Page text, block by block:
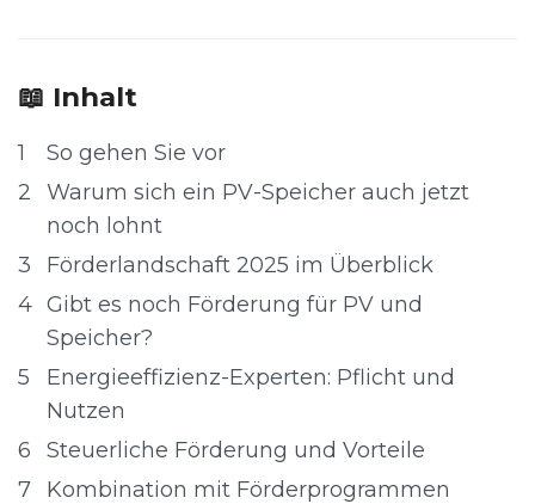
📖 Inhalt
1
So gehen Sie vor
2
Warum sich ein PV-Speicher auch jetzt
noch lohnt
3
Förderlandschaft 2025 im Überblick
4 Gibt es noch Förderung für PV und
Speicher?
5
Energieeffizienz-Experten: Pflicht und
Nutzen
6
Steuerliche Förderung und Vorteile
7
Kombination mit Förderprogrammen